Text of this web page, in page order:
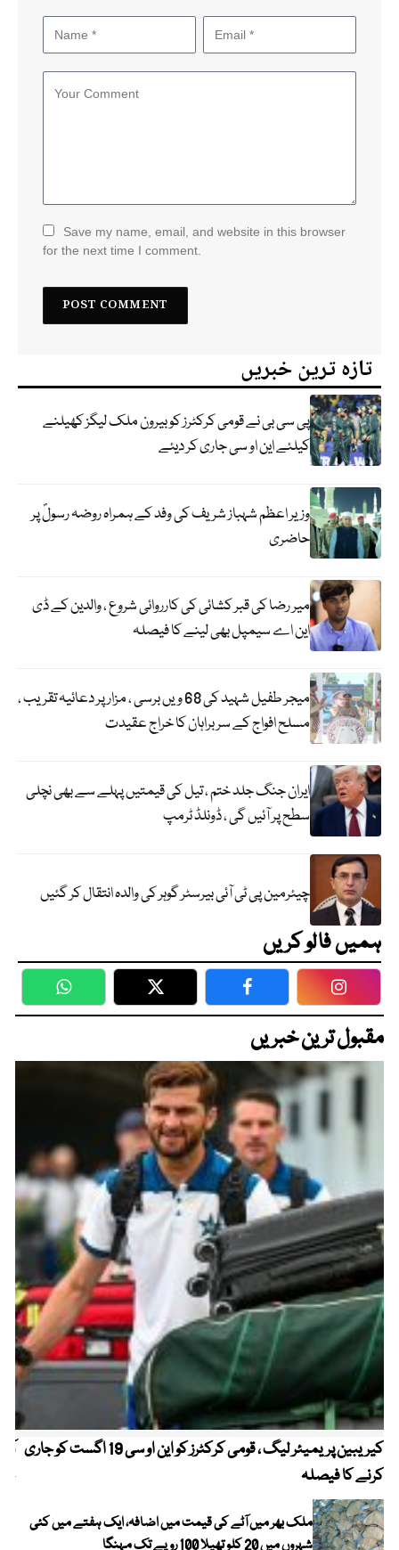
Save my name, email, and website in this browser
for the next time I comment.
تازہ ترین خبریں
پی سی بی نے قومی کرکٹرز کو بیرون ملک لیگز کھیلنے
کیلئے این او سی جاری کر دیئے
وزیر اعظم شہباز شریف کی وفد کے ہمراہ روضہ رسولؐ پر
حاضری
میر رضا کی قبر کشائی کی کارروائی شروع ، والدین کے ڈی
این اے سیمپل بھی لینے کا فیصلہ
میجر طفیل شہید کی 68 ویں برسی ، مزار پر دعائیہ تقریب ،
مسلح افواج کے سربراہان کا خراج عقیدت
ایران جنگ جلد ختم ، تیل کی قیمتیں پہلے سے بھی نچلی
سطح پر آئیں گی ، ڈونلڈ ٹرمپ
چیئرمین پی ٹی آئی بیرسٹر گوہر کی والدہ انتقال کر گئیں
ہمیں فالو کریں
WhatsApp Twitter Facebook
مقبول ترین خبریں
کیریبین پریمیئر لیگ ، قومی کرکٹرز کو این او سی 19 اگست کو جاری
کرنے کا فیصلہ
ملک بھر میں آٹے کی قیمت میں اضافہ، ایک ہفتے میں کئی
شہروں میں 20 کلو تھیلا 100 روپے تک مہنگا